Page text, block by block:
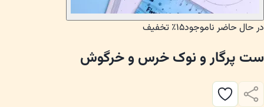
در حال حاضر ناموجود۱۵٪ تخفیف
ست پرگار و نوک خرس و خرگوش